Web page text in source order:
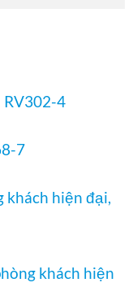
RV302-4
7
khách hiện đại,
khách hiện